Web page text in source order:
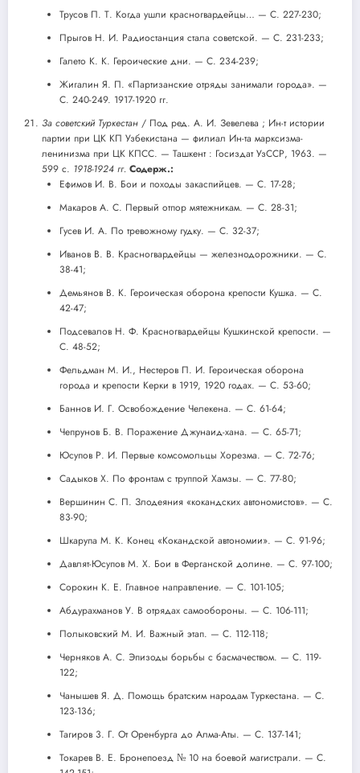
Трусов П. Т. Когда ушли красногвардейцы… — С. 227-230;
Прыгов Н. И. Радиостанция стала советской. — С. 231-233;
Галето К. К. Героические дни. — С. 234-239;
Жигалин Я. П. «Партизанские отряды занимали города». —
С. 240-249. 1917-1920 гг.
За советский Туркестан / Под ред. А. И. Зевелева ; Ин-т истории
партии при ЦК КП Узбекистана — филиал Ин-та марксизма-
ленинизма при ЦК КПСС. — Ташкент : Госиздат УзССР, 1963. —
599 с. 1918-1924 гг. Содерж.:
Ефимов И. В. Бои и походы закаспийцев. — С. 17-28;
Макаров А. С. Первый отпор мятежникам. — С. 28-31;
Гусев И. А. По тревожному гудку. — С. 32-37;
Иванов В. В. Красногвардейцы — железнодорожники. — С.
38-41;
Демьянов В. К. Героическая оборона крепости Кушка. — С.
42-47;
Подсевалов Н. Ф. Красногвардейцы Кушкинской крепости. —
С. 48-52;
Фельдман М. И., Нестеров П. И. Героическая оборона
города и крепости Керки в 1919, 1920 годах. — С. 53-60;
Баннов И. Г. Освобождение Челекена. — С. 61-64;
Чепрунов Б. В. Поражение Джунаид-хана. — С. 65-71;
Юсупов Р. И. Первые комсомольцы Хорезма. — С. 72-76;
Садыков X. По фронтам с труппой Хамзы. — С. 77-80;
Вершинин С. П. Злодеяния «кокандских автономистов». — С.
83-90;
Шкарупа М. К. Конец «Кокандской автономии». — С. 91-96;
Давлят-Юсупов М. X. Бои в Ферганской долине. — С. 97-100;
Сорокин К. Е. Главное направление. — С. 101-105;
Абдурахманов У. В отрядах самообороны. — С. 106-111;
Полыковский М. И. Важный этап. — С. 112-118;
Черняков А. С. Эпизоды борьбы с басмачеством. — С. 119-
122;
Чанышев Я. Д. Помощь братским народам Туркестана. — С.
123-136;
Тагиров 3. Г. От Оренбурга до Алма-Аты. — С. 137-141;
Токарев В. Е. Бронепоезд № 10 на боевой магистрали. — С.